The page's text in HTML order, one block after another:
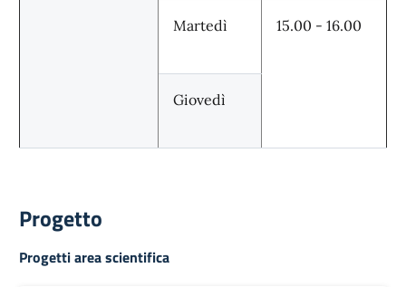
Martedì 15.00 - 16.00
Giovedì
Progetto
Progetti area scientifica